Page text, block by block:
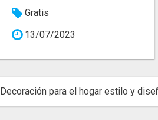
Gratis
13/07/2023
Decoración para el hogar estilo y